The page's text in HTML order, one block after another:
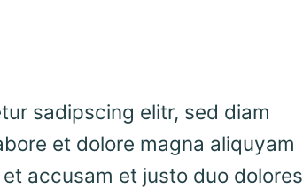
sadipscing elitr, sed diam
et dolore magna aliquyam
accusam et justo duo dolores